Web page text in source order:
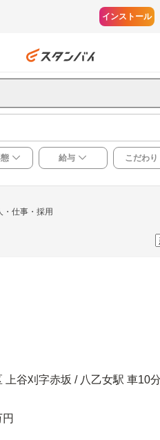
インストール
給与 こだわり
・仕事・採用
上谷刈字赤坂 / 八乙女駅 車10